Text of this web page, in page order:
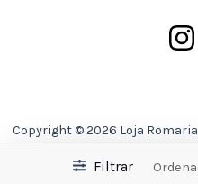
Filtrar
Copyright © 2026 Loja